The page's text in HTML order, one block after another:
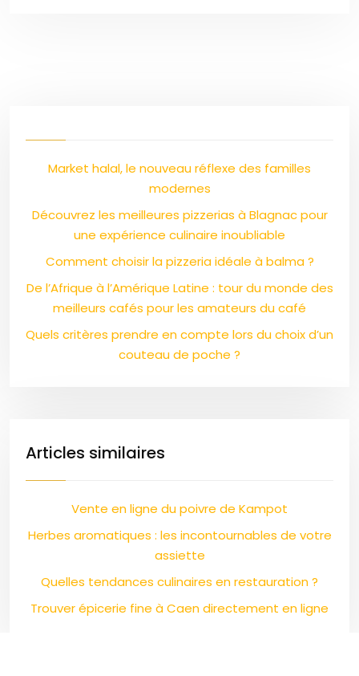
Market halal, le nouveau réflexe des familles
modernes
Découvrez les meilleures pizzerias à Blagnac pour
une expérience culinaire inoubliable
Comment choisir la pizzeria idéale à balma ?
De l’Afrique à l’Amérique Latine : tour du monde des
meilleurs cafés pour les amateurs du café
Quels critères prendre en compte lors du choix d’un
couteau de poche ?
Articles similaires
Vente en ligne du poivre de Kampot
Herbes aromatiques : les incontournables de votre
assiette
Quelles tendances culinaires en restauration ?
Trouver épicerie fine à Caen directement en ligne